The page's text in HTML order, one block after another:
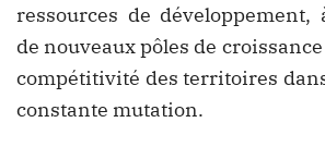
ressources de
de nouveaux pôles de
compétitivité des territoires
constante mutation.